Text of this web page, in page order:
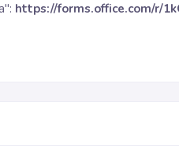
https://forms.office.com/r/